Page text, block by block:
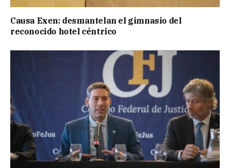
Causa Exen: desmantelan el gimnasio del
reconocido hotel céntrico